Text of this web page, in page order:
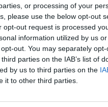
or processing of your
please use the below opt-out
out request is processed
information utilized by us
out. You may separately
parties on the IAB’s list of
by us to third parties on the
it to other third parties.
gara stagionale.
in Australia, sul
campione del mondo
inFerrari. La nuova
con Sainz passato alla
Verstappen
quest’anno con